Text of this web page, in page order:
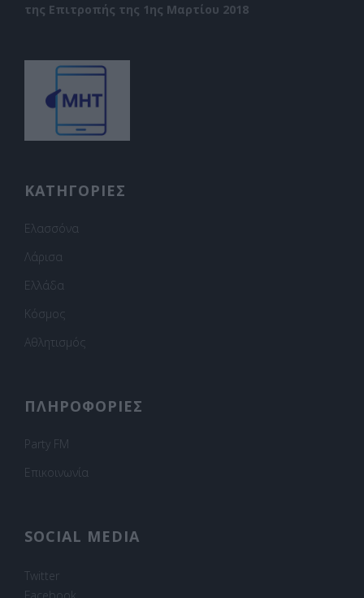
της Επιτροπής της 1ης Μαρτίου 2018
ΚΑΤΗΓΟΡΙΕΣ
Ελασσόνα
Λάρισα
Ελλάδα
Κόσμος
Αθλητισμός
ΠΛΗΡΟΦΟΡΙΕΣ
Party FM
Επικοινωνία
SOCIAL MEDIA
Twitter